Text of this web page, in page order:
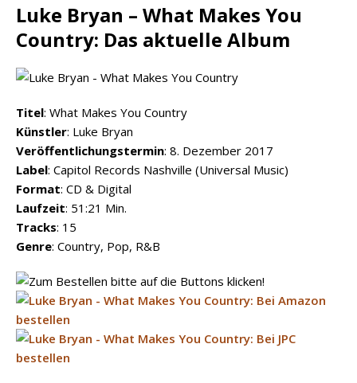
Luke Bryan – What Makes You
Country: Das aktuelle Album
Titel: What Makes You Country
Künstler: Luke Bryan
Veröffentlichungstermin: 8. Dezember 2017
Label: Capitol Records Nashville (Universal Music)
Format: CD & Digital
Laufzeit: 51:21 Min.
Tracks: 15
Genre: Country, Pop, R&B